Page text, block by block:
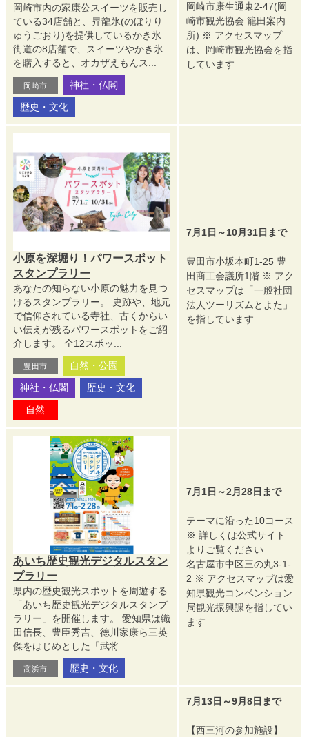
岡崎市内の家康公スイーツを販売し
ている34店舗と、昇龍氷(のぼりり
ゅうごおり)を提供しているかき氷
街道の8店舗で、スイーツやかき氷
を購入すると、オカザえもんス...
岡崎市
神社・仏閣
歴史・文化
岡崎市康生通東2-47(岡
崎市観光協会 籠田案内
所) ※ アクセスマップ
は、岡崎市観光協会を指
しています
小原を深堀り！パワースポット
スタンプラリー
あなたの知らない小原の魅力を見つ
けるスタンプラリー。 史跡や、地元
で信仰されている寺社、古くからい
い伝えが残るパワースポットをご紹
介します。 全12スポッ...
豊田市
自然・公園
神社・仏閣
歴史・文化
自然
7月1日～10月31日まで
豊田市小坂本町1-25 豊
田商工会議所1階 ※ アク
セスマップは「一般社団
法人ツーリズムとよた」
を指しています
あいち歴史観光デジタルスタン
プラリー
県内の歴史観光スポットを周遊する
「あいち歴史観光デジタルスタンプ
ラリー」を開催します。 愛知県は織
田信長、豊臣秀吉、徳川家康ら三英
傑をはじめとした「武将...
高浜市 歴史・文化
7月1日～2月28日まで
テーマに沿った10コース
※ 詳しくは公式サイト
よりご覧ください
名古屋市中区三の丸3-1-
2 ※ アクセスマップは愛
知県観光コンベンション
局観光振興課を指してい
ます
7月13日～9月8日まで
【西三河の参加施設】